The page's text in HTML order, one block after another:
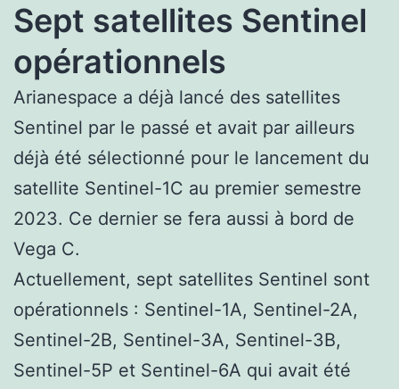
Sept satellites Sentinel
opérationnels
Arianespace a déjà lancé des satellites
Sentinel par le passé et avait par ailleurs
déjà été sélectionné pour le lancement du
satellite Sentinel-1C au premier semestre
2023. Ce dernier se fera aussi à bord de
Vega C.
Actuellement, sept satellites Sentinel sont
opérationnels : Sentinel-1A, Sentinel-2A,
Sentinel-2B, Sentinel-3A, Sentinel-3B,
Sentinel-5P et Sentinel-6A qui avait été